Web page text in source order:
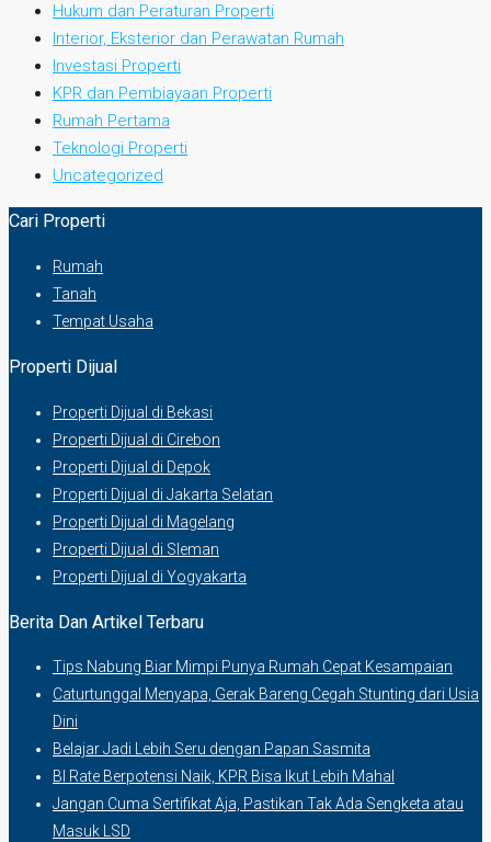
Hukum dan Peraturan Properti
Interior, Eksterior dan Perawatan Rumah
Investasi Properti
KPR dan Pembiayaan Properti
Rumah Pertama
Teknologi Properti
Uncategorized
Cari Properti
Rumah
Tanah
Tempat Usaha
Properti Dijual
Properti Dijual di Bekasi
Properti Dijual di Cirebon
Properti Dijual di Depok
Properti Dijual di Jakarta Selatan
Properti Dijual di Magelang
Properti Dijual di Sleman
Properti Dijual di Yogyakarta
Berita Dan Artikel Terbaru
Tips Nabung Biar Mimpi Punya Rumah Cepat Kesampaian
Caturtunggal Menyapa, Gerak Bareng Cegah Stunting dari Usia
Dini
Belajar Jadi Lebih Seru dengan Papan Sasmita
BI Rate Berpotensi Naik, KPR Bisa Ikut Lebih Mahal
Jangan Cuma Sertifikat Aja, Pastikan Tak Ada Sengketa atau
Masuk LSD